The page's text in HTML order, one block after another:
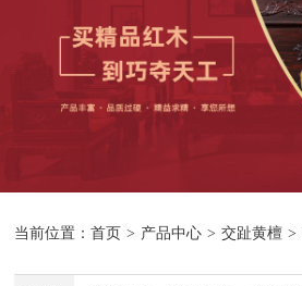
当前位置：首页 > 产品中心 > 交趾黄檀 >
产品中心
管家服务